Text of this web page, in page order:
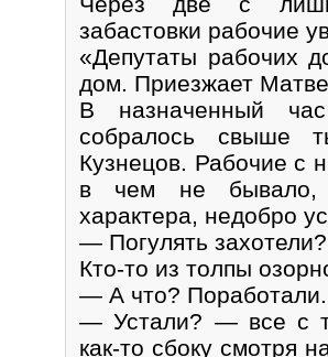
забастовки рабочие
«Депутаты рабочих
дом. Приезжает
В назначенный
собралось свыше
Кузнецов. Рабочие с
в чем не бывало,
характера, недобро
— Погулять захотели?
Кто-то из толпы
— А что?
— Устали? — все с
как-то сбоку смотря